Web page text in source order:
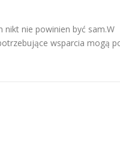
nie powinien być sam.W
wsparcia mogą